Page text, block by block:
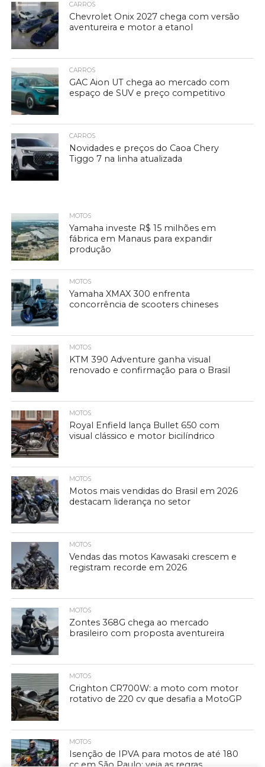
CARROS
Chevrolet Onix 2027 chega com versão
aventureira e motor a etanol
CARROS
GAC Aion UT chega ao mercado com
espaço de SUV e preço competitivo
CARROS
Novidades e preços do Caoa Chery
Tiggo 7 na linha atualizada
MOTOS
Yamaha investe R$ 15 milhões em
fábrica em Manaus para expandir
produção
MOTOS
Yamaha XMAX 300 enfrenta
concorrência de scooters chineses
MOTOS
KTM 390 Adventure ganha visual
renovado e confirmação para o Brasil
MOTOS
Royal Enfield lança Bullet 650 com
visual clássico e motor bicilíndrico
MOTOS
Motos mais vendidas do Brasil em 2026
destacam liderança no setor
MOTOS
Vendas das motos Kawasaki crescem e
registram recorde em 2026
MOTOS
Zontes 368G chega ao mercado
brasileiro com proposta aventureira
MOTOS
Crighton CR700W: a moto com motor
rotativo de 220 cv que desafia a MotoGP
MOTOS
Isenção de IPVA para motos de até 180
cc em São Paulo: veja as regras